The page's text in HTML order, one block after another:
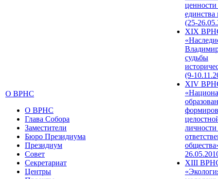
О ВРНС
О ВРНС
Глава Собора
Заместители
Бюро Президиума
Президиум
Совет
Секретариат
Центры
единства
(25-
XIX
судьбы
(9-
XIV
XIII